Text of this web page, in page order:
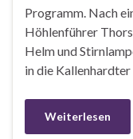
Programm. Nach
Höhlenführer
Helm und
in die
Weiterlesen